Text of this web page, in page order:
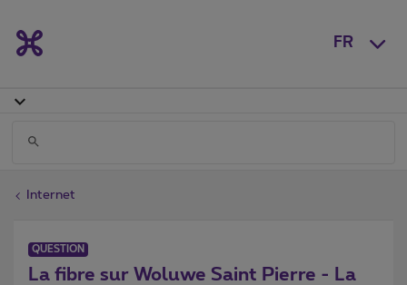
FR
Internet
QUESTION
La fibre sur Woluwe Saint Pierre - La